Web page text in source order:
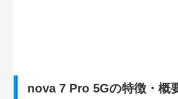
nova 7 Pro 5Gの特徴・概